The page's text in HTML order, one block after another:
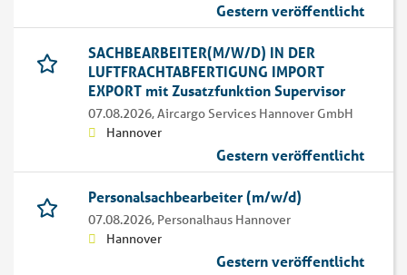
Gestern veröffentlicht
SACHBEARBEITER(M/W/D) IN DER
LUFTFRACHTABFERTIGUNG IMPORT
EXPORT mit Zusatzfunktion Supervisor
07.08.2026,Aircargo Services Hannover GmbH
Hannover
Gestern veröffentlicht
Personalsachbearbeiter (m/w/d)
07.08.2026, Personalhaus Hannover
Hannover
Gestern veröffentlicht